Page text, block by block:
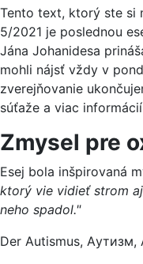
Tento text, ktorý ste si
5/2021 je poslednou
Jána Johanidesa
mohli nájsť vždy v
zverejňovanie
súťaže a viac
Zmysel pre
Esej bola inšpirovaná
ktorý vie vidieť strom
neho spadol."
Der Autismus, Aутизм,